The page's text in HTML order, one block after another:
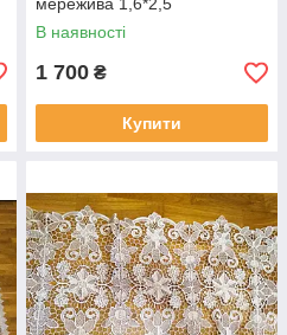
В наявності
1 700 ₴
Купити